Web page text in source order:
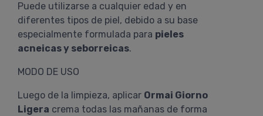
Puede utilizarse a cualquier edad y en
diferentes tipos de piel, debido a su base
especialmente formulada para pieles
acneicas y seborreicas.
MODO DE USO
Luego de la limpieza, aplicar Ormai Giorno
Ligera crema todas las mañanas de forma